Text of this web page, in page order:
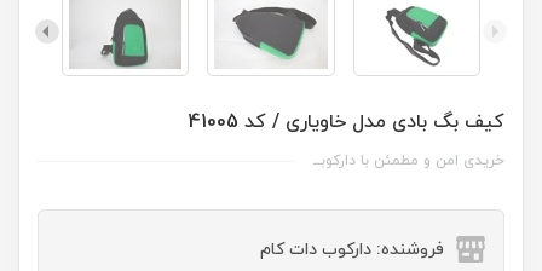
کیف بگ بادی مدل خاویاری / کد 41005
خریدی امن و مطمئن با دارکوبــ
فروشنده: دارکوب دات کام